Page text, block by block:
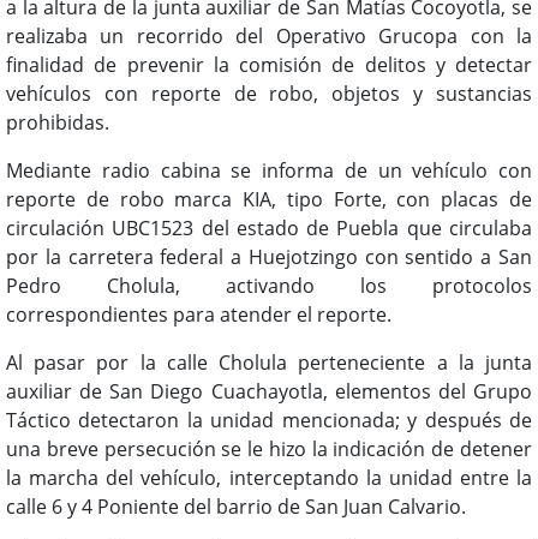
a la altura de la junta auxiliar de San Matías Cocoyotla, se
realizaba un recorrido del Operativo Grucopa con la
finalidad de prevenir la comisión de delitos y detectar
vehículos con reporte de robo, objetos y sustancias
prohibidas.
Mediante radio cabina se informa de un vehículo con
reporte de robo marca KIA, tipo Forte, con placas de
circulación UBC1523 del estado de Puebla que circulaba
por la carretera federal a Huejotzingo con sentido a San
Pedro Cholula, activando los protocolos
correspondientes para atender el reporte.
Al pasar por la calle Cholula perteneciente a la junta
auxiliar de San Diego Cuachayotla, elementos del Grupo
Táctico detectaron la unidad mencionada; y después de
una breve persecución se le hizo la indicación de detener
la marcha del vehículo, interceptando la unidad entre la
calle 6 y 4 Poniente del barrio de San Juan Calvario.